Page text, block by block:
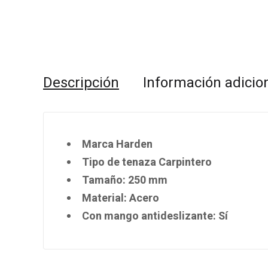
Descripción Información
Marca Harden
Tipo de tenaza Carpintero
Tamaño: 250 mm
Material: Acero
Con mango antideslizante: Sí